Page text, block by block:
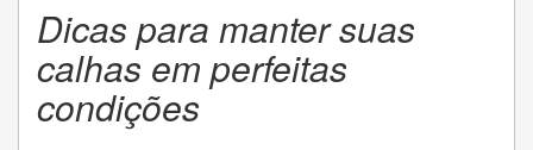
Dicas para manter suas
calhas em perfeitas
condições